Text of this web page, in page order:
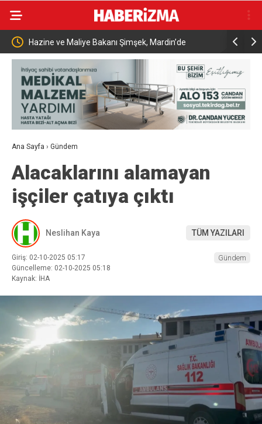
ve Maliye Bakanı Şimşek, Mardin’de Aile ve Sosyal
Belediyesinden İş
Ana Sayfa › Gündem
Alacaklarını alamayan
işçiler çatıya çıktı
Neslihan Kaya TÜM YAZILARI
Giriş: 02-10-2025 05:17
Güncelleme: 02-10-2025 05:18
Kaynak: İHA
Gündem